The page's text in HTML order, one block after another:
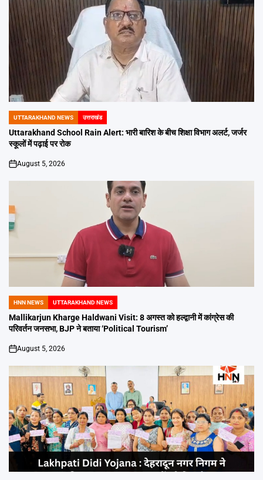
POSTED
IN
UTTARAKHAND NEWS उत्तराखंड
Uttarakhand School Rain Alert: भारी बारिश के बीच शिक्षा विभाग अलर्ट, जर्जर
स्कूलों में पढ़ाई पर रोक
on
August 5, 2026
POSTED
IN
HNN NEWS UTTARAKHAND NEWS
Mallikarjun Kharge Haldwani Visit: 8 अगस्त को हल्द्वानी में कांग्रेस की
परिवर्तन जनसभा, BJP ने बताया ‘Political Tourism’
on
August 5, 2026